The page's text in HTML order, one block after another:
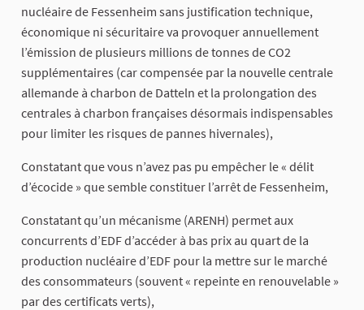
nucléaire de Fessenheim sans justification technique,
économique ni sécuritaire va provoquer annuellement
l’émission de plusieurs millions de tonnes de CO2
supplémentaires (car compensée par la nouvelle centrale
allemande à charbon de Datteln et la prolongation des
centrales à charbon françaises désormais indispensables
pour limiter les risques de pannes hivernales),
Constatant que vous n’avez pas pu empêcher le « délit
d’écocide » que semble constituer l’arrêt de Fessenheim,
Constatant qu’un mécanisme (ARENH) permet aux
concurrents d’EDF d’accéder à bas prix au quart de la
production nucléaire d’EDF pour la mettre sur le marché
des consommateurs (souvent « repeinte en renouvelable »
par des certificats verts),